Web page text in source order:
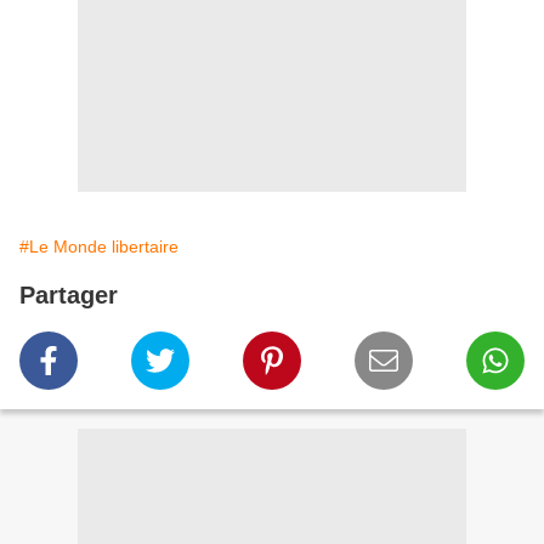
#Le Monde libertaire
Partager